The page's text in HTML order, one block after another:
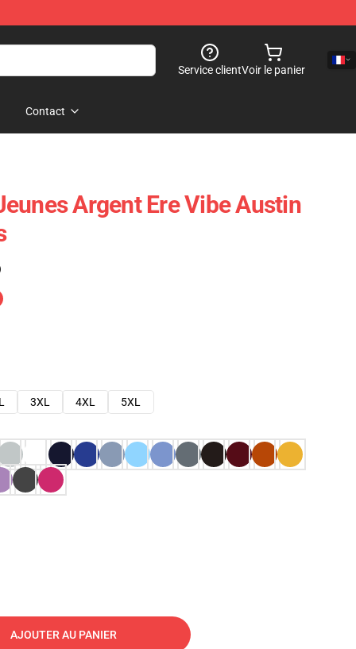
Service clientVoir le panier
Contact
Argent Ere Vibe Austin
3XL 4XL
5XL
AJOUTER AU PANIER